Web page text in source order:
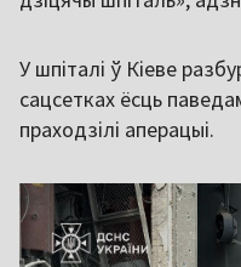
У шпіталі ў Кіеве
сацсетках ёсць
праходзілі аперацыі.